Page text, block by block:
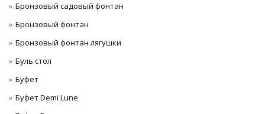
Бронзовый садовый фонтан
Бронзовый фонтан
Бронзовый фонтан лягушки
Буль стол
Буфет
Буфет Demi Lune